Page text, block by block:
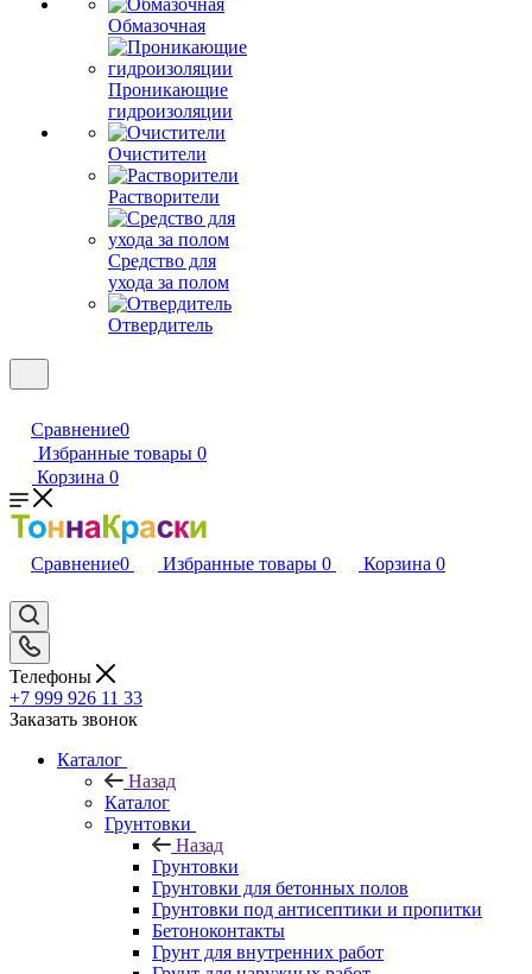
Обмазочная
Проникающие
гидроизоляции
Очистители
Растворители
Средство для
ухода за полом
Отвердитель
Сравнение0
Избранные товары 0
Корзина 0
Сравнение0 Избранные товары 0 Корзина 0
Телефоны
+7 999 926 11 33
Заказать звонок
Каталог
Назад
Каталог
Грунтовки
Назад
Грунтовки
Грунтовки для бетонных полов
Грунтовки под антисептики и пропитки
Бетоноконтакты
Грунт для внутренних работ